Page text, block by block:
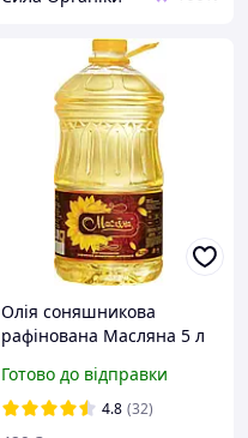
Олія соняшникова
рафінована Масляна 5 л
Готово до відправки
4.8 (32)